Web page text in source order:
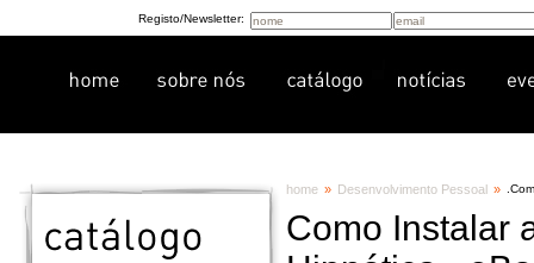
Registo/Newsletter:
home » Desenvolvimento Pessoal »
Como Instalar